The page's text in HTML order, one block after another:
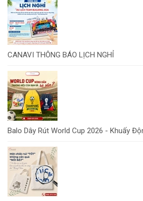
CANAVI THÔNG BÁO LỊCH NGHỈ
Balo Dây Rút World Cup 2026 - Khuấy